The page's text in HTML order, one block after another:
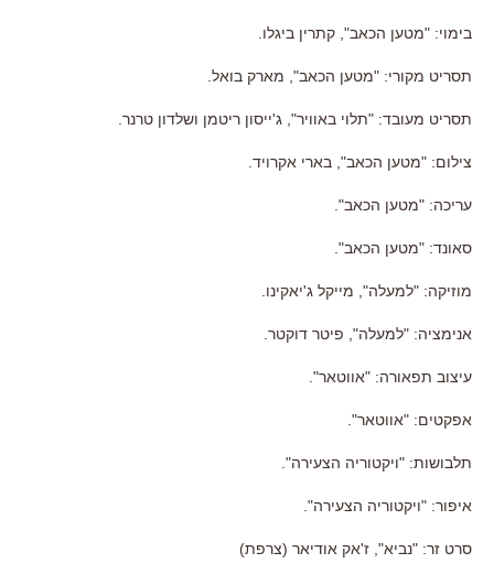
בימוי: "מטען הכאב", קתרין ביגלו.
תסריט מקורי: "מטען הכאב", מארק בואל.
תסריט מעובד: "תלוי באוויר", ג'ייסון ריטמן ושלדון טרנר.
צילום: "מטען הכאב", בארי אקרויד.
עריכה: "מטען הכאב".
סאונד: "מטען הכאב".
מוזיקה: "למעלה", מייקל ג'יאקינו.
אנימציה: "למעלה", פיטר דוקטר.
עיצוב תפאורה: "אווטאר".
אפקטים: "אווטאר".
תלבושות: "ויקטוריה הצעירה".
איפור: "ויקטוריה הצעירה".
סרט זר: "נביא", ז'אק אודיאר (צרפת)